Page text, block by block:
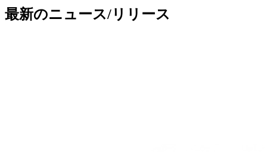
最新のニュース/リリース